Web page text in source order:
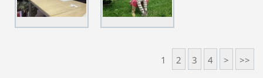
1 2 3 4 > >>